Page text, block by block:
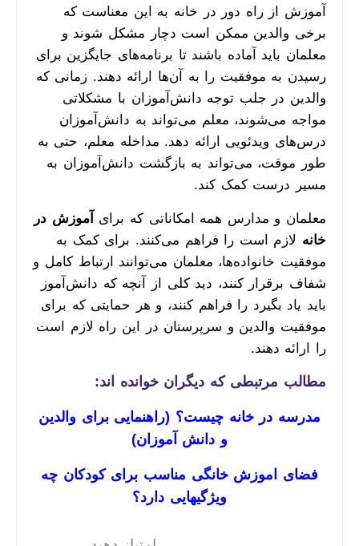
آموزش از راه دور در خانه به این معناست که
برخی والدین ممکن است دچار مشکل شوند و
معلمان باید آماده باشند تا برنامه‌های جایگزین برای
رسیدن به موفقیت را به آن‌ها ارائه دهند. زمانی که
والدین در جلب توجه دانش‌آموزان با مشکلاتی
مواجه می‌شوند، معلم می‌تواند به دانش‌آموزان
درس‌های ویدئویی ارائه دهد. مداخله معلم، حتی به
طور موقت، می‌تواند به بازگشت دانش‌آموزان به
مسیر درست کمک کند.
معلمان و مدارس همه امکاناتی که برای
آموزش در
خانه لازم است را فراهم می‌کنند. برای کمک به
موفقیت خانواده‌ها، معلمان می‌توانند ارتباط کامل و
شفاف برقرار کنند، دید کلی از آنچه که دانش‌آموز
باید یاد بگیرد را فراهم کنند، و هر حمایتی که برای
موفقیت والدین و سرپرستان در این راه لازم است
را ارائه دهند.
مطالب مرتبطی که دیگران خوانده اند:
مدرسه در خانه چیست؟ (راهنمایی برای والدین
و دانش آموزان)
فضای اموزش خانگی مناسب برای کودکان چه
ویژگیهایی دارد؟